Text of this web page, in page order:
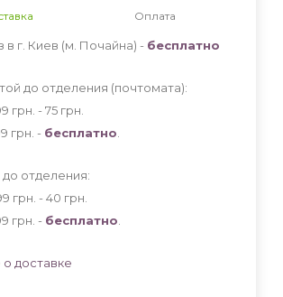
Оплата
г. Киев (м. Почайна) - бесплатно
до отделения (почтомата):
грн. - 75 грн
грн. - бесплатно
отделения:
грн. - 40 грн
грн. - бесплатно
доставке